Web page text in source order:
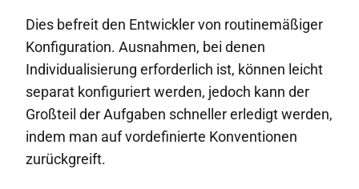
Dies befreit den Entwickler von routinemäßiger
Konfiguration. Ausnahmen, bei denen
Individualisierung erforderlich ist, können leicht
separat konfiguriert werden, jedoch kann der
Großteil der Aufgaben schneller erledigt werden,
indem man auf vordefinierte Konventionen
zurückgreift.